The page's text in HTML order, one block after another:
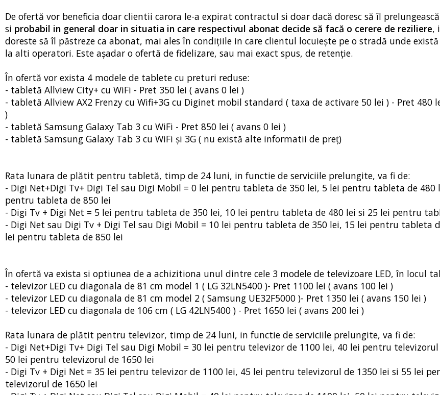
De ofertă vor beneficia doar clientii carora le-a expirat contractul si doar dacă doresc să îl
si probabil in general doar in situatia in care respectivul abonat decide să facă o cerere de reziliere,
doreste să îl păstreze ca abonat, mai ales în condițiile in care clientul locuiește pe o stradă unde
la alti operatori. Este așadar o ofertă de fidelizare, sau mai exact spus, de retenție.
În ofertă vor exista 4 modele de tablete cu preturi reduse:
- tabletă Allview City+ cu WiFi - Pret 350 lei ( avans 0 lei )
- tabletă Allview AX2 Frenzy cu Wifi+3G cu Diginet mobil standard ( taxa de activare 50 lei ) - Pret 480
)
- tabletă Samsung Galaxy Tab 3 cu WiFi - Pret 850 lei ( avans 0 lei )
- tabletă Samsung Galaxy Tab 3 cu WiFi și 3G ( nu există alte informatii de preț)
Rata lunara de plătit pentru tabletă, timp de 24 luni, in functie de serviciile prelungite, va fi de:
- Digi Net+Digi Tv+ Digi Tel sau Digi Mobil = 0 lei pentru tableta de 350 lei, 5 lei pentru tableta de 480
pentru tableta de 850 lei
- Digi Tv + Digi Net = 5 lei pentru tableta de 350 lei, 10 lei pentru tableta de 480 lei si 25 lei pentru
- Digi Net sau Digi Tv + Digi Tel sau Digi Mobil = 10 lei pentru tableta de 350 lei, 15 lei pentru tableta
lei pentru tableta de 850 lei
În ofertă va exista si optiunea de a achizitiona unul dintre cele 3 modele de televizoare LED, în locul
- televizor LED cu diagonala de 81 cm model 1 ( LG 32LN5400 )- Pret 1100 lei ( avans 100 lei )
- televizor LED cu diagonala de 81 cm model 2 ( Samsung UE32F5000 )- Pret 1350 lei ( avans 150 lei )
- televizor LED cu diagonala de 106 cm ( LG 42LN5400 ) - Pret 1650 lei ( avans 200 lei )
Rata lunara de plătit pentru televizor, timp de 24 luni, in functie de serviciile prelungite, va fi de:
- Digi Net+Digi Tv+ Digi Tel sau Digi Mobil = 30 lei pentru televizor de 1100 lei, 40 lei pentru televizorul
50 lei pentru televizorul de 1650 lei
- Digi Tv + Digi Net = 35 lei pentru televizor de 1100 lei, 45 lei pentru televizorul de 1350 lei si 55 lei
televizorul de 1650 lei